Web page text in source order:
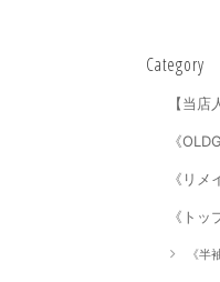
Category
【当店
《
《リメ
《トッ
《半